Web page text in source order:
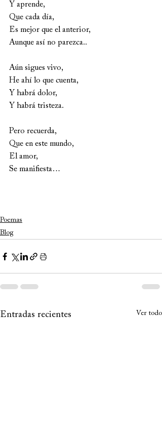
Y aprende,
Que cada día,
Es mejor que el anterior,
Aunque así no parezca..
Aún sigues vivo,
He ahí lo que cuenta,
Y habrá dolor,
Y habrá tristeza.
Pero recuerda,
Que en este mundo,
El amor,
Se manifiesta…
Poemas
Blog
Entradas recientes Ver todo